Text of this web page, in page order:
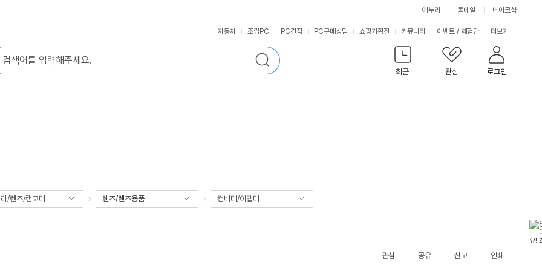
에누리 몰테일 메이크샵
검
색
최근
관심 로그인
자동차 조립PC PC견적 PC구매상담 쇼핑기획전 커뮤니티 이벤트 / 체험단 서
비
스
더보기
/렌즈/캠코더 렌즈/렌즈용품 컨버터/어댑터
관심 공유 신고 인쇄